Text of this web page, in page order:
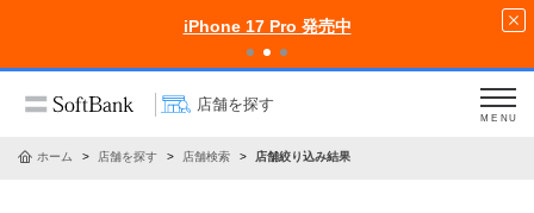
iPhone 17 Pro 発売中
店舗を探す
MENU
ホーム 店舗を探す 店舗検索 店舗絞り込み結果